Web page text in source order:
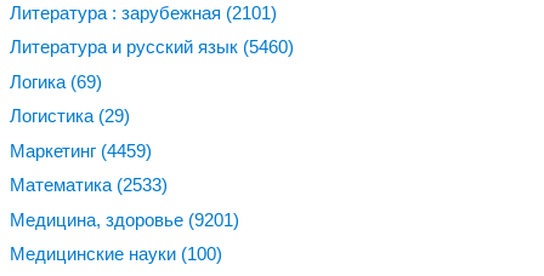
Литература : зарубежная (2101)
Литература и русский язык (5460)
Логика (69)
Логистика (29)
Маркетинг (4459)
Математика (2533)
Медицина, здоровье (9201)
Медицинские науки (100)